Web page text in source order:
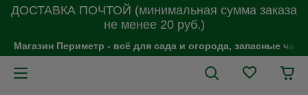
ДОСТАВКА ПОЧТОЙ (минимальная сумма заказа
не менее 20 руб.)
Магазин Периметр - всё для сада и огорода, запасные